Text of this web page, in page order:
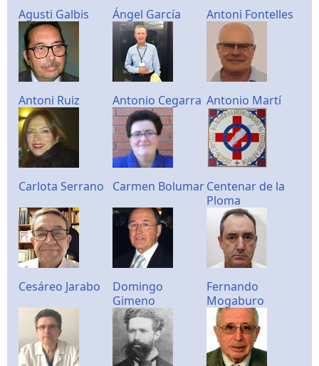
Agusti Galbis Ángel García Antoni Fontelles
Antoni Ruiz Antonio Cegarra Antonio Martí
Carlota Serrano Carmen BolumarCentenar de la
Ploma
Cesáreo Jarabo
Domingo
Gimeno
Fernando
Mogaburo